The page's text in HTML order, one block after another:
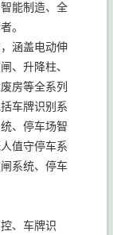
能制造、全
。
涵盖电动伸
、升降柱、
房等全系列
车牌识别系
、停车场智
值守停车系
系统、停车
、车牌识